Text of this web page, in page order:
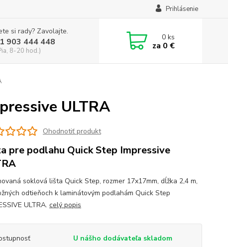
Prihlásenie
si rady? Zavolajte.
903 444 448
8-20 hod.)
0ks
za 0 €
ULTRA
Ohodnotiť produkt
pre podlahu Quick Step Impressive
soklová lišta Quick Step, rozmer 17x17mm, dĺžka 2,4 m,
odtieňoch k laminátovým podlahám Quick Step
ULTRA. celý popis
U nášho dodávateľa skladom